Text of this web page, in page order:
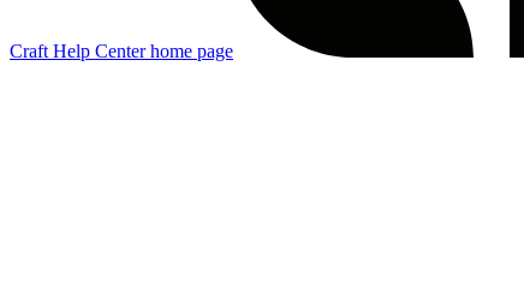
Craft Help Centerhome page